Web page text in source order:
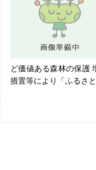
ど価値ある森林の保護
措置等により「ふるさ